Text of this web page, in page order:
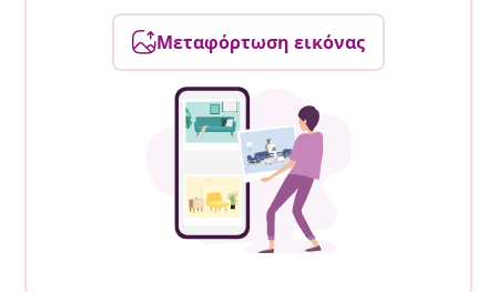
Μεταφόρτωση εικόνας